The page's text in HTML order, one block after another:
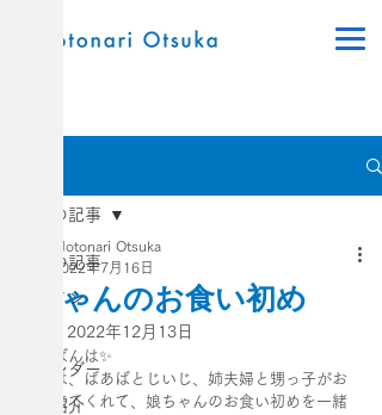
全ての記事
デザイン
カレンダー
商品紹介
全ての記事
娘ちゃんのお食い初め
Motonari Otsuka
2022年7月16日
2022年12月13日
こんばんは✨
今日は、ばあばとじいじ、姉夫婦と甥っ子がお
家に来てくれて、娘ちゃんのお食い初めを一緒